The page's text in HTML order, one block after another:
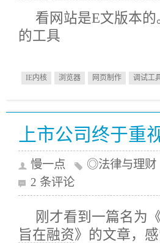
看网站是E文版本
的工具
IE内核 浏览器 网页制作 调试工
上市公司终于重
慢一点 ◎法律与理财
2 条评论
刚才看到一篇名为《
旨在融资》的文章，